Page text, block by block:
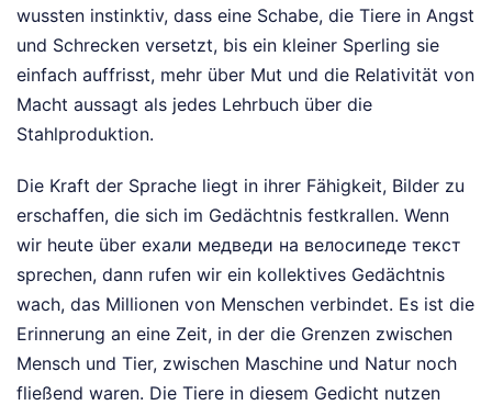
wussten instinktiv, dass eine Schabe, die Tiere in Angst
und Schrecken versetzt, bis ein kleiner Sperling sie
einfach auffrisst, mehr über Mut und die Relativität von
Macht aussagt als jedes Lehrbuch über die
Stahlproduktion.
Die Kraft der Sprache liegt in ihrer Fähigkeit, Bilder zu
erschaffen, die sich im Gedächtnis festkrallen. Wenn
wir heute über ехали медведи на велосипеде текст
sprechen, dann rufen wir ein kollektives Gedächtnis
wach, das Millionen von Menschen verbindet. Es ist die
Erinnerung an eine Zeit, in der die Grenzen zwischen
Mensch und Tier, zwischen Maschine und Natur noch
fließend waren. Die Tiere in diesem Gedicht nutzen